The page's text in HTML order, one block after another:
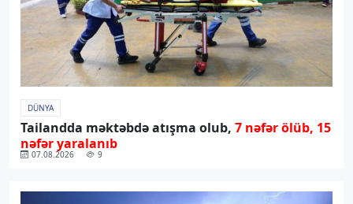
DÜNYA
Tailandda məktəbdə atışma olub, 7 nəfər ölüb, 15
nəfər yaralanıb
07.08.2026 9